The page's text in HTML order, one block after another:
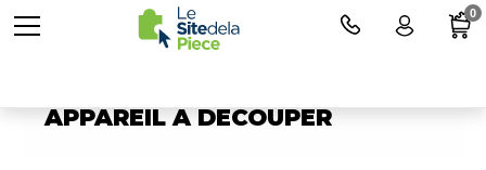
APPAREIL A DÉCOUPER
0